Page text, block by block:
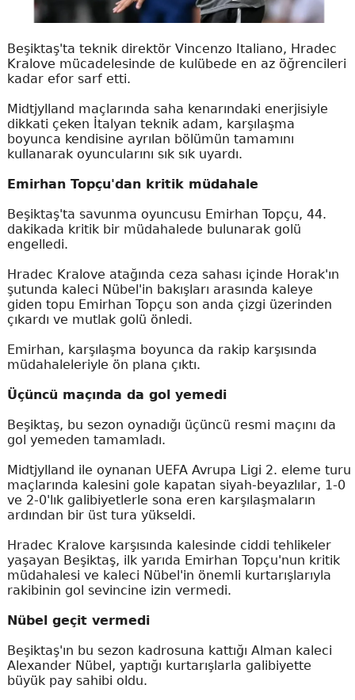
Beşiktaş'ta teknik direktör Vincenzo Italiano, Hradec
Kralove mücadelesinde de kulübede en az öğrencileri
kadar efor sarf etti.
Midtjylland maçlarında saha kenarındaki enerjisiyle
dikkati çeken İtalyan teknik adam, karşılaşma
boyunca kendisine ayrılan bölümün tamamını
kullanarak oyuncularını sık sık uyardı.
Emirhan Topçu'dan kritik müdahale
Beşiktaş'ta savunma oyuncusu Emirhan Topçu, 44.
dakikada kritik bir müdahalede bulunarak golü
engelledi.
Hradec Kralove atağında ceza sahası içinde Horak'ın
şutunda kaleci Nübel'in bakışları arasında kaleye
giden topu Emirhan Topçu son anda çizgi üzerinden
çıkardı ve mutlak golü önledi.
Emirhan, karşılaşma boyunca da rakip karşısında
müdahaleleriyle ön plana çıktı.
Üçüncü maçında da gol yemedi
Beşiktaş, bu sezon oynadığı üçüncü resmi maçını da
gol yemeden tamamladı.
Midtjylland ile oynanan UEFA Avrupa Ligi 2. eleme turu
maçlarında kalesini gole kapatan siyah-beyazlılar, 1-0
ve 2-0'lık galibiyetlerle sona eren karşılaşmaların
ardından bir üst tura yükseldi.
Hradec Kralove karşısında kalesinde ciddi tehlikeler
yaşayan Beşiktaş, ilk yarıda Emirhan Topçu'nun kritik
müdahalesi ve kaleci Nübel'in önemli kurtarışlarıyla
rakibinin gol sevincine izin vermedi.
Nübel geçit vermedi
Beşiktaş'ın bu sezon kadrosuna kattığı Alman kaleci
Alexander Nübel, yaptığı kurtarışlarla galibiyette
büyük pay sahibi oldu.